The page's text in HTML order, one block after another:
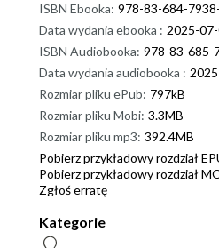
ISBN Ebooka: 978-83-684-
Data wydania ebooka : 2025-
ISBN Audiobooka: 978-83-685-
Data wydania audiobooka :
Rozmiar pliku ePub: 797kB
Rozmiar pliku Mobi: 3.3MB
Rozmiar pliku mp3: 392.4MB
Pobierz przykładowy rozdział
Pobierz przykładowy rozdział
Zgłoś erratę
Kategorie